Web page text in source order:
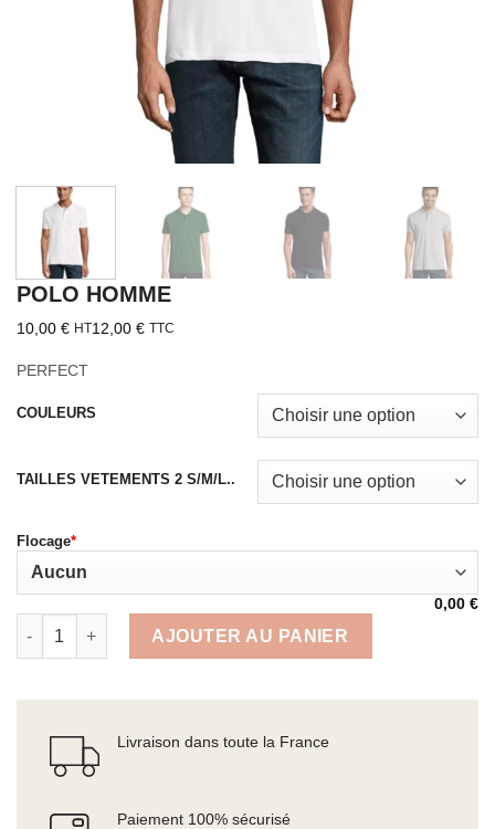
POLO HOMME
10,00 € HT12,00 € TTC
PERFECT
COULEURS
TAILLES VETEMENTS 2 S/M/L..
*
Flocage
0,00€
AJOUTER AU PANIER
Livraison dans toute la France
Paiement 100% sécurisé